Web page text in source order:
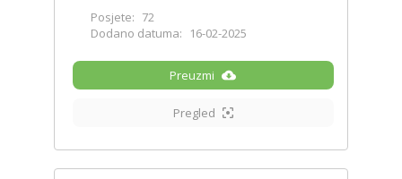
Posjete: 72
Dodano datuma:
16-02-2025
Preuzmi
Pregled